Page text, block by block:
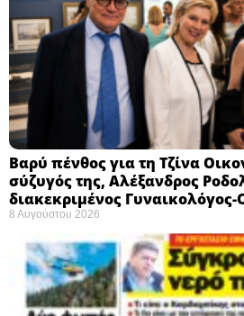
Βαρύ πένθος για τη Τζίνα
σύζυγός της, Αλέξανδρος
διακεκριμένος
8 Αυγούστου 2026